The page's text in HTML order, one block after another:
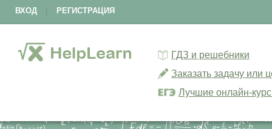
ВХОД РЕГИСТРАЦИЯ
ГДЗ и решебники
Заказать задачу или
Лучшие онлайн-